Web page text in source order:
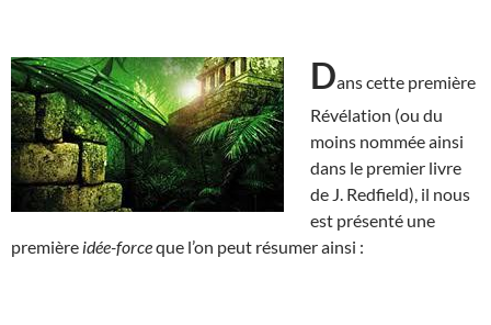
Dans cette première
Révélation (ou du
moins nommée ainsi
dans le premier livre
de J. Redfield), il nous
est présenté une
première idée-forceque l’on peut résumer ainsi :